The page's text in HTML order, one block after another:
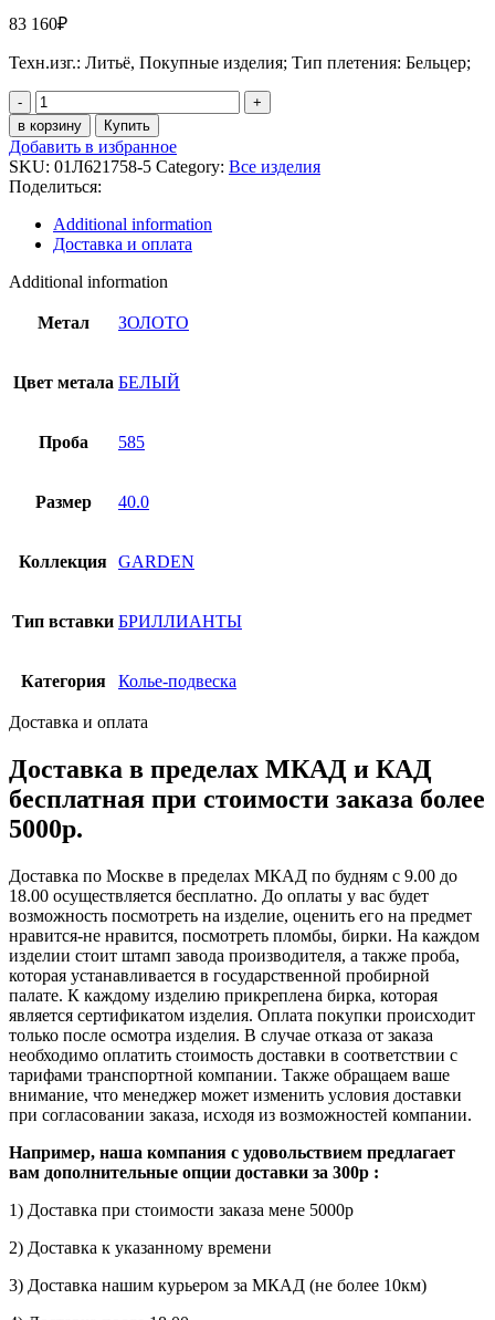
83 160₽
Техн.изг.: Литьё, Покупные изделия; Тип плетения: Бельцер;
Колье-
подвеска
из
БЕЛЫЙ
ЗОЛОТО
585
пробы
01Л621758-
quantity
в корзину Купить
Добавить в избранное
SKU: 01Л621758-5 Category: Все изделия
Поделиться:
Additional information
Доставка и оплата
Additional information
Метал ЗОЛОТО
Цвет метала БЕЛЫЙ
Проба 585
Размер 40.0
Коллекция GARDEN
Тип вставки БРИЛЛИАНТЫ
Категория Колье-подвеска
Доставка и оплата
Доставка в пределах МКАД и КАД
бесплатная при стоимости заказа более
5000р.
Доставка по Москве в пределах МКАД по будням с 9.00 до
18.00 осуществляется бесплатно. До оплаты у вас будет
возможность посмотреть на изделие, оценить его на предмет
нравится-не нравится, посмотреть пломбы, бирки. На каждом
изделии стоит штамп завода производителя, а также проба,
которая устанавливается в государственной пробирной
палате. К каждому изделию прикреплена бирка, которая
является сертификатом изделия. Оплата покупки происходит
только после осмотра изделия. В случае отказа от заказа
необходимо оплатить стоимость доставки в соответствии с
тарифами транспортной компании. Также обращаем ваше
внимание, что менеджер может изменить условия доставки
при согласовании заказа, исходя из возможностей компании.
Например, наша компания с удовольствием предлагает
вам дополнительные опции доставки за 300р :
1) Доставка при стоимости заказа мене 5000р
2) Доставка к указанному времени
3) Доставка нашим курьером за МКАД (не более 10км)